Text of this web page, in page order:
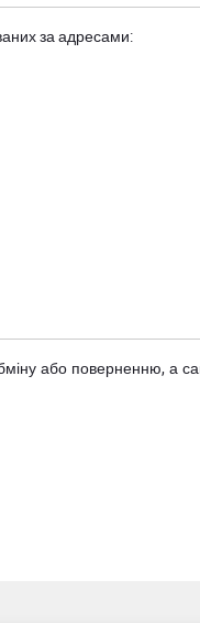
за адресами:
або поверненню, а